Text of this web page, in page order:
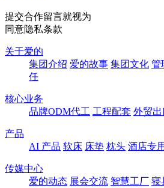
提交合作留言就视为
同意隐私条款
关于爱的
集团介绍 爱的故事 集团文化 管
任
核心业务
品牌ODM代工 工程配套 外贸出
产品
AI 产品 软床 床垫 枕头 酒店专用
传媒中心
爱的动态 展会交流 智慧工厂 寝